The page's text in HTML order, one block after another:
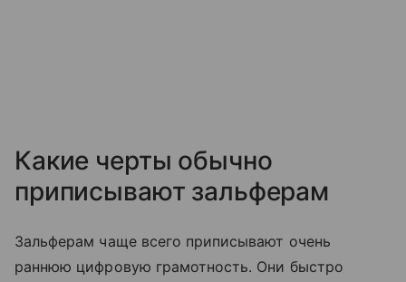
Какие черты обычно
приписывают зальферам
Зальферам чаще всего приписывают очень
раннюю цифровую грамотность. Они быстро